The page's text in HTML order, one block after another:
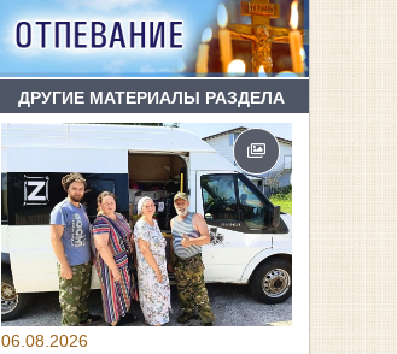
ДРУГИЕ МАТЕРИАЛЫ РАЗДЕЛА
06.08.2026